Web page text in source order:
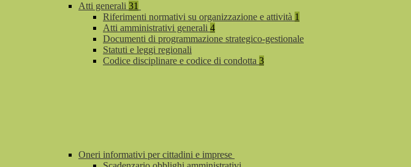
Atti generali 31
Riferimenti normativi su organizzazione e attività 1
Atti amministrativi generali 4
Documenti di programmazione strategico-gestionale
Statuti e leggi regionali
Codice disciplinare e codice di condotta 3
Oneri informativi per cittadini e imprese